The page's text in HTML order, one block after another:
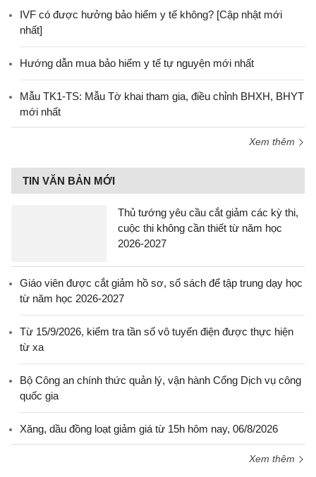
IVF có được hưởng bảo hiểm y tế không? [Cập nhật mới
nhất]
Hướng dẫn mua bảo hiểm y tế tự nguyện mới nhất
Mẫu TK1-TS: Mẫu Tờ khai tham gia, điều chỉnh BHXH, BHYT
mới nhất
Xem thêm
TIN VĂN BẢN MỚI
Thủ tướng yêu cầu cắt giảm các kỳ thi,
cuộc thi không cần thiết từ năm học
2026-2027
Giáo viên được cắt giảm hồ sơ, sổ sách để tập trung dạy học
từ năm học 2026-2027
Từ 15/9/2026, kiểm tra tần số vô tuyến điện được thực hiện
từ xa
Bộ Công an chính thức quản lý, vận hành Cổng Dịch vụ công
quốc gia
Xăng, dầu đồng loạt giảm giá từ 15h hôm nay, 06/8/2026
Xem thêm